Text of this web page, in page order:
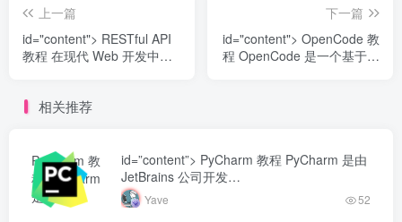
上一篇
id="content"> RESTful API
教程 在现代 Web 开发中，
下一篇
id="content"> OpenCode 教
程 OpenCode 是一个基于命
相关推荐
PyCharm 教
程 PyCharm
是由
id=”content”> PyCharm 教程 PyCharm 是由
JetBrains 公司开发…
Yave 52